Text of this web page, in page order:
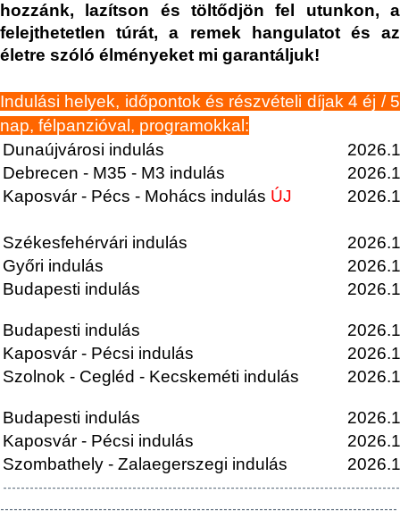
hozzánk, lazítson és töltődjön fel utunkon, a
felejthetetlen túrát, a remek hangulatot és az
életre szóló élményeket mi garantáljuk!
Indulási helyek, időpontok és részvételi díjak 4 éj / 5
nap, félpanzióval, programokkal:
Dunaújvárosi indulás
Debrecen - M35 - M3 indulás
Kaposvár - Pécs - Mohács indulás ÚJ
Székesfehérvári indulás
Győri indulás
Budapesti indulás
Budapesti indulás
Kaposvár - Pécsi indulás
Szolnok - Cegléd - Kecskeméti indulás
Budapesti indulás
Kaposvár - Pécsi indulás
Szombathely - Zalaegerszegi indulás
-----------------------------------------------------------------------------------------
-----------------------------------------------------------------------------------------